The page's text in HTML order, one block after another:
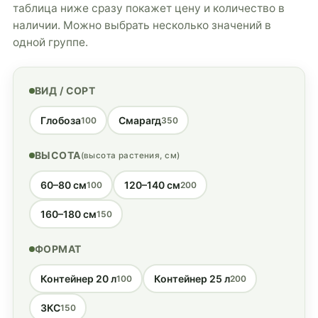
таблица ниже сразу покажет цену и количество в
наличии. Можно выбрать несколько значений в
одной группе.
ВИД / СОРТ
Глобоза100 Смарагд350
ВЫСОТА(высота растения, см)
60–80 см100 120–140 см200
160–180 см150
ФОРМАТ
Контейнер 20 л100 Контейнер 25 л200
ЗКС150